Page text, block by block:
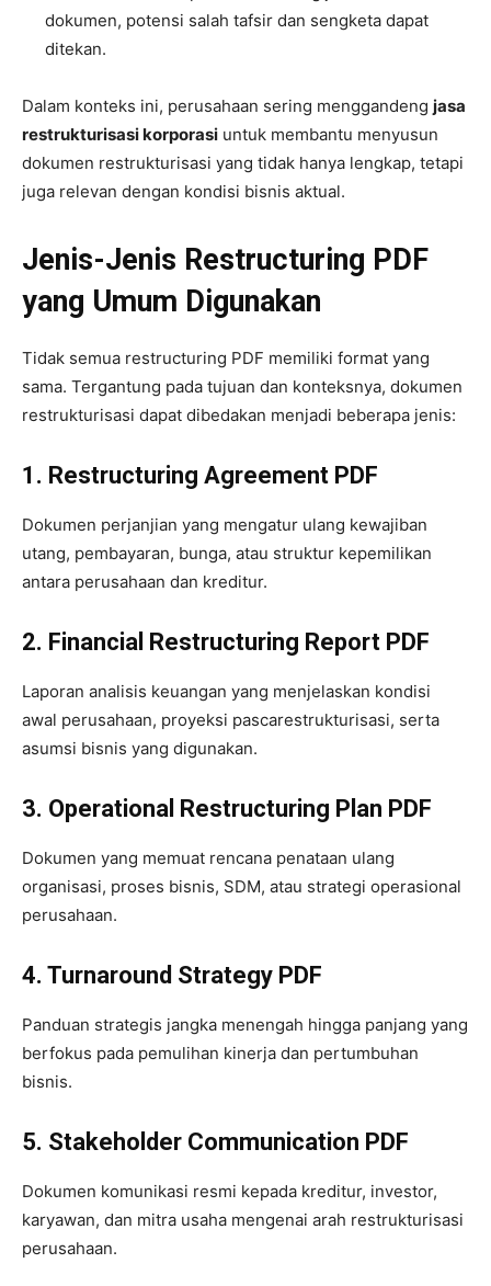
dokumen, potensi salah tafsir dan sengketa dapat
ditekan.
Dalam konteks ini, perusahaan sering menggandeng jasa
restrukturisasi korporasi untuk membantu menyusun
dokumen restrukturisasi yang tidak hanya lengkap, tetapi
juga relevan dengan kondisi bisnis aktual.
Jenis-Jenis Restructuring PDF
yang Umum Digunakan
Tidak semua restructuring PDF memiliki format yang
sama. Tergantung pada tujuan dan konteksnya, dokumen
restrukturisasi dapat dibedakan menjadi beberapa jenis:
1. Restructuring Agreement PDF
Dokumen perjanjian yang mengatur ulang kewajiban
utang, pembayaran, bunga, atau struktur kepemilikan
antara perusahaan dan kreditur.
2. Financial Restructuring Report PDF
Laporan analisis keuangan yang menjelaskan kondisi
awal perusahaan, proyeksi pascarestrukturisasi, serta
asumsi bisnis yang digunakan.
3. Operational Restructuring Plan PDF
Dokumen yang memuat rencana penataan ulang
organisasi, proses bisnis, SDM, atau strategi operasional
perusahaan.
4. Turnaround Strategy PDF
Panduan strategis jangka menengah hingga panjang yang
berfokus pada pemulihan kinerja dan pertumbuhan
bisnis.
5. Stakeholder Communication PDF
Dokumen komunikasi resmi kepada kreditur, investor,
karyawan, dan mitra usaha mengenai arah restrukturisasi
perusahaan.